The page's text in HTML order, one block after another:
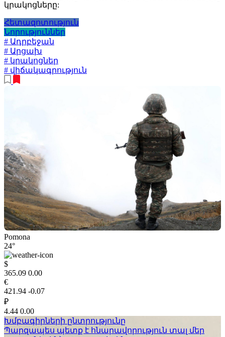
կրակոցները:
Հետազոտություն
Նորություններ
# Ադրբեջան
# Արցախ
# կրակոցներ
# վիճակագրություն
Pomona
24°
$
365.09 0.00
€
421.94 -0.07
₽
4.44 0.00
Խմբագիրների ընտրությունը
Պարզապես պետք է հնարավորություն տալ մեր